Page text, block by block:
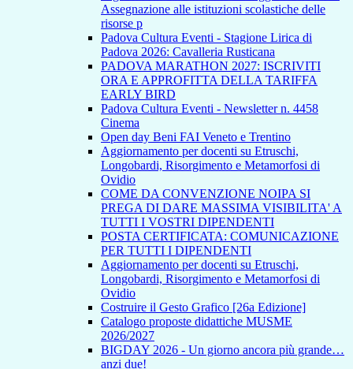
Assegnazione alle istituzioni scolastiche delle
risorse p
Padova Cultura Eventi - Stagione Lirica di
Padova 2026: Cavalleria Rusticana
PADOVA MARATHON 2027: ISCRIVITI
ORA E APPROFITTA DELLA TARIFFA
EARLY BIRD
Padova Cultura Eventi - Newsletter n. 4458
Cinema
Open day Beni FAI Veneto e Trentino
Aggiornamento per docenti su Etruschi,
Longobardi, Risorgimento e Metamorfosi di
Ovidio
COME DA CONVENZIONE NOIPA SI
PREGA DI DARE MASSIMA VISIBILITA' A
TUTTI I VOSTRI DIPENDENTI
POSTA CERTIFICATA: COMUNICAZIONE
PER TUTTI I DIPENDENTI
Aggiornamento per docenti su Etruschi,
Longobardi, Risorgimento e Metamorfosi di
Ovidio
Costruire il Gesto Grafico [26a Edizione]
Catalogo proposte didattiche MUSME
2026/2027
BIGDAY 2026 - Un giorno ancora più grande…
anzi due!